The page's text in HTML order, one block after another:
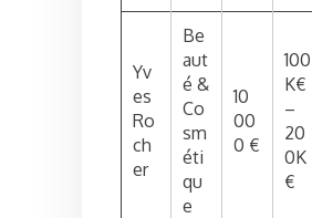
Yv
es
Ro
ch
er
Be
aut
é &
Co
sm
éti
qu
e
10
00
0 €
100
K€
–
20
0K
€